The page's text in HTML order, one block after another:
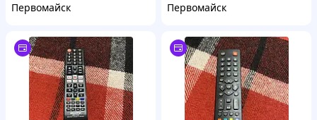
Первомайск
Первомайск